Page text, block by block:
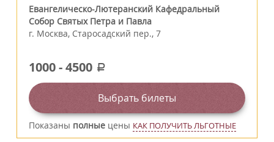
Евангелическо-Лютеранский Кафедральный
Собор Святых Петра и Павла
г. Москва, Старосадский пер., 7
1000-4500 a
Выбрать билеты
Показаны полные цены КАК ПОЛУЧИТЬ ЛЬГОТНЫЕ